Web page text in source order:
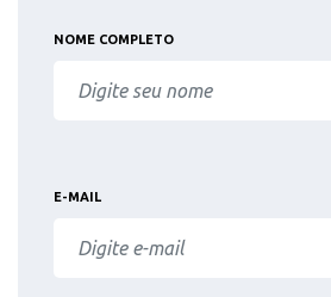
NOME COMPLETO
E-MAIL